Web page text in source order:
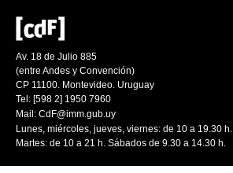
Av. 18 de Julio 885
(entre Andes y Convención)
CP 11100. Montevideo. Uruguay
Tel: [598 2] 1950 7960
Mail: CdF@imm.gub.uy
Lunes, miércoles, jueves, viernes: de 10 a 19.30 h.
Martes: de 10 a 21 h. Sábados de 9.30 a 14.30 h.